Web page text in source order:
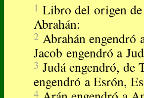
1 Libro del origen
Abrahán:
2 Abrahán engendró
Jacob engendró a
3 Judá engendró, de
engendró a Esrón,
4